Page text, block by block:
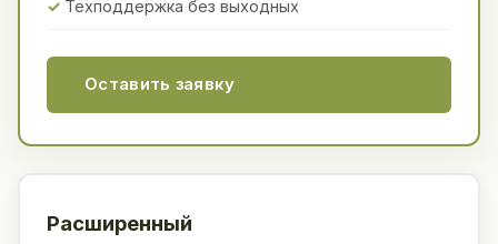
Техподдержка без выходных
Оставить заявку
Расширенный